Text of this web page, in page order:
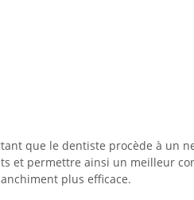
que le dentiste procède à un
et permettre ainsi un meilleur
plus efficace.